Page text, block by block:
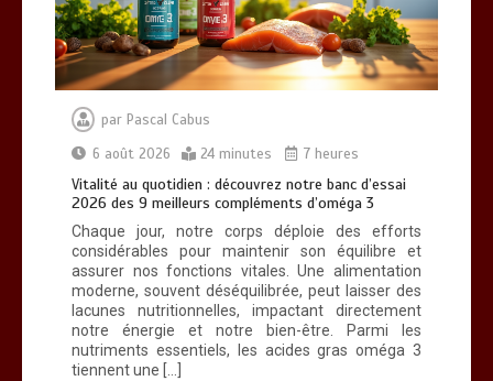
Vitalité au quotidien : découvrez notre
banc d’essai 2026 des 9 meilleurs
compléments d’oméga 3
0 24 minutes
Paysagiste à Sainte-Eulalie : ce qui
sépare le bon de l’excellent
0 6 minutes
par Pascal Cabus
6 août 2026
24 minutes 7 heures
Vitalité au quotidien : découvrez notre banc d’essai
2026 des 9 meilleurs compléments d’oméga 3
Chaque jour, notre corps déploie des efforts
considérables pour maintenir son équilibre et
assurer nos fonctions vitales. Une alimentation
moderne, souvent déséquilibrée, peut laisser des
lacunes nutritionnelles, impactant directement
notre énergie et notre bien-être. Parmi les
nutriments essentiels, les acides gras oméga 3
tiennent une […]